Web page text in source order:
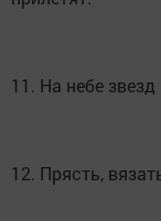
11. На небе
12. Прясть,